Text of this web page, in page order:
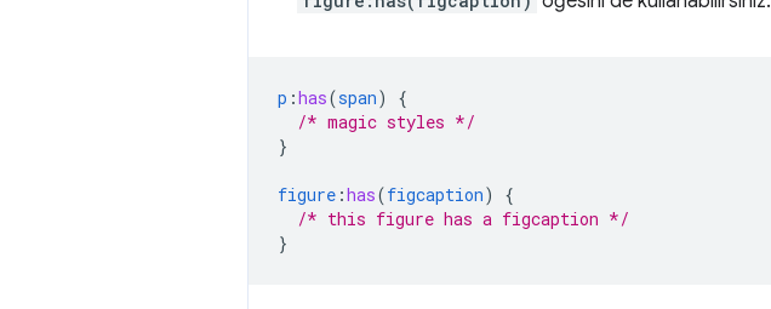
p :has(span)
{
/* magic styles */
}
figure :has(figcaption)
{
/* this figure has a figcaption */
}